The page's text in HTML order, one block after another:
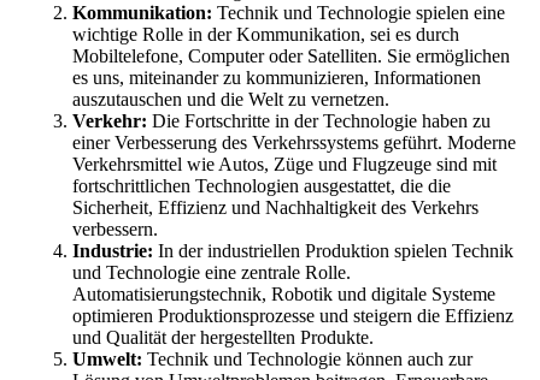
Kommunikation: Technik und Technologie spielen eine
wichtige Rolle in der Kommunikation, sei es durch
Mobiltelefone, Computer oder Satelliten. Sie ermöglichen
es uns, miteinander zu kommunizieren, Informationen
auszutauschen und die Welt zu vernetzen.
Verkehr: Die Fortschritte in der Technologie haben zu
einer Verbesserung des Verkehrssystems geführt. Moderne
Verkehrsmittel wie Autos, Züge und Flugzeuge sind mit
fortschrittlichen Technologien ausgestattet, die die
Sicherheit, Effizienz und Nachhaltigkeit des Verkehrs
verbessern.
Industrie: In der industriellen Produktion spielen Technik
und Technologie eine zentrale Rolle.
Automatisierungstechnik, Robotik und digitale Systeme
optimieren Produktionsprozesse und steigern die Effizienz
und Qualität der hergestellten Produkte.
Umwelt: Technik und Technologie können auch zur